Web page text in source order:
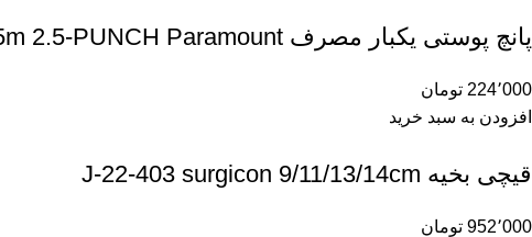
پانچ پوستی یکبار مصرف 2/5m 2.5-PUNCH Paramount
224٬000 تومان
افزودن به سبد خرید
قیچی بخیه J-22-403 surgicon 9/11/13/14cm
952٬000 تومان